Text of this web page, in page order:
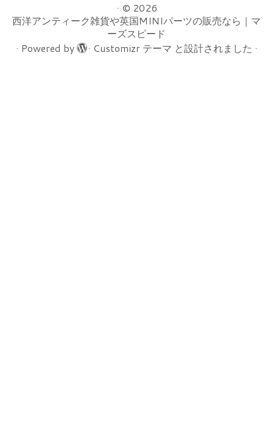
· © 2026
西洋アンティーク雑貨や英国MINIパーツの販売なら｜マ
ーズスピード
· Powered by · Customizr テーマ と設計されました ·